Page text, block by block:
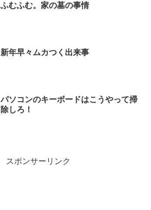
ふむふむ。家の墓の事情
新年早々ムカつく出来事
パソコンのキーボードはこうやって掃
除しろ！
スポンサーリンク